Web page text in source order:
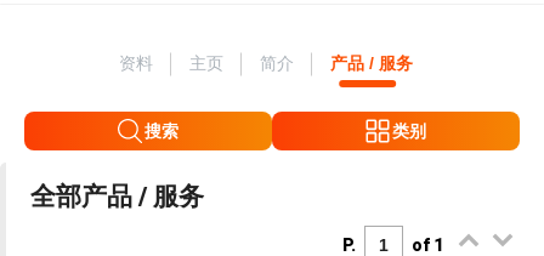
资料 主页 简介 产品 / 服务
搜索 类别
全部产品 / 服务
P. of 1